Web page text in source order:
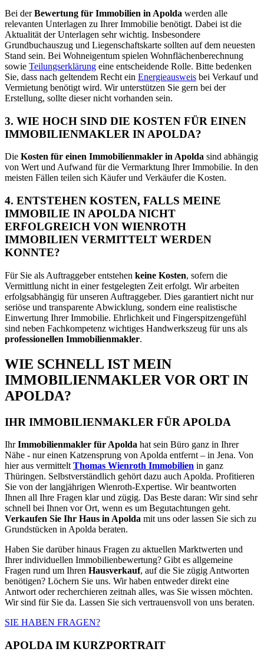
Bei derBewertung für Immobilien in Apolda werden alle
relevanten Unterlagen zu Ihrer Immobilie benötigt. Dabei ist die
Aktualität der Unterlagen sehr wichtig. Insbesondere
Grundbuchauszug und Liegenschaftskarte sollten auf dem neuesten
Stand sein. Bei Wohneigentum spielen Wohnflächenberechnung
sowie Teilungserklärung eine entscheidende Rolle. Bitte bedenken
Sie, dass nach geltendem Recht ein Energieausweis bei Verkauf und
Vermietung benötigt wird. Wir unterstützen Sie gern bei der
Erstellung, sollte dieser nicht vorhanden sein.
3. WIE HOCH SIND DIE KOSTEN FÜR EINEN
IMMOBILIENMAKLER IN APOLDA?
Die Kosten für einen Immobilienmakler in Apolda sind abhängig
von Wert und Aufwand für die Vermarktung Ihrer Immobilie. In den
meisten Fällen teilen sich Käufer und Verkäufer die Kosten.
4. ENTSTEHEN KOSTEN, FALLS MEINE
IMMOBILIE IN APOLDA NICHT
ERFOLGREICH VON WIENROTH
IMMOBILIEN VERMITTELT WERDEN
KONNTE?
Für Sie als Auftraggeber entstehen keine Kosten, sofern die
Vermittlung nicht in einer festgelegten Zeit erfolgt. Wir arbeiten
erfolgsabhängig für unseren Auftraggeber. Dies garantiert nicht nur
seriöse und transparente Abwicklung, sondern eine realistische
Einwertung Ihrer Immobilie. Ehrlichkeit und Fingerspitzengefühl
sind neben Fachkompetenz wichtiges Handwerkszeug für uns als
professionellen Immobilienmakler.
WIE SCHNELL IST MEIN
IMMOBILIENMAKLER VOR ORT IN
APOLDA?
IHR IMMOBILIENMAKLER FÜR APOLDA
IhrImmobilienmakler für Apolda hat sein Büro ganz in Ihrer
Nähe - nur einen Katzensprung von Apolda entfernt – in Jena. Von
hier aus vermittelt Thomas Wienroth Immobilien in ganz
Thüringen. Selbstverständlich gehört dazu auch Apolda. Profitieren
Sie von der langjährigen Wienroth-Expertise. Wir beantworten
Ihnen all Ihre Fragen klar und zügig. Das Beste daran: Wir sind sehr
schnell bei Ihnen vor Ort, wenn es um Begutachtungen geht.
Verkaufen Sie Ihr Haus in Apolda mit uns oder lassen Sie sich zu
Grundstücken in Apolda beraten.
Haben Sie darüber hinaus Fragen zu aktuellen Marktwerten und
Ihrer individuellen Immobilienbewertung? Gibt es allgemeine
Fragen rund um Ihren Hausverkauf, auf die Sie zügig Antworten
benötigen? Löchern Sie uns. Wir haben entweder direkt eine
Antwort oder recherchieren zeitnah alles, was Sie wissen möchten.
Wir sind für Sie da. Lassen Sie sich vertrauensvoll von uns beraten.
SIE HABEN FRAGEN?
APOLDA IM KURZPORTRAIT